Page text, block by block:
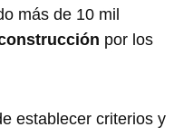
más de 10 mil
por los
establecer criterios y